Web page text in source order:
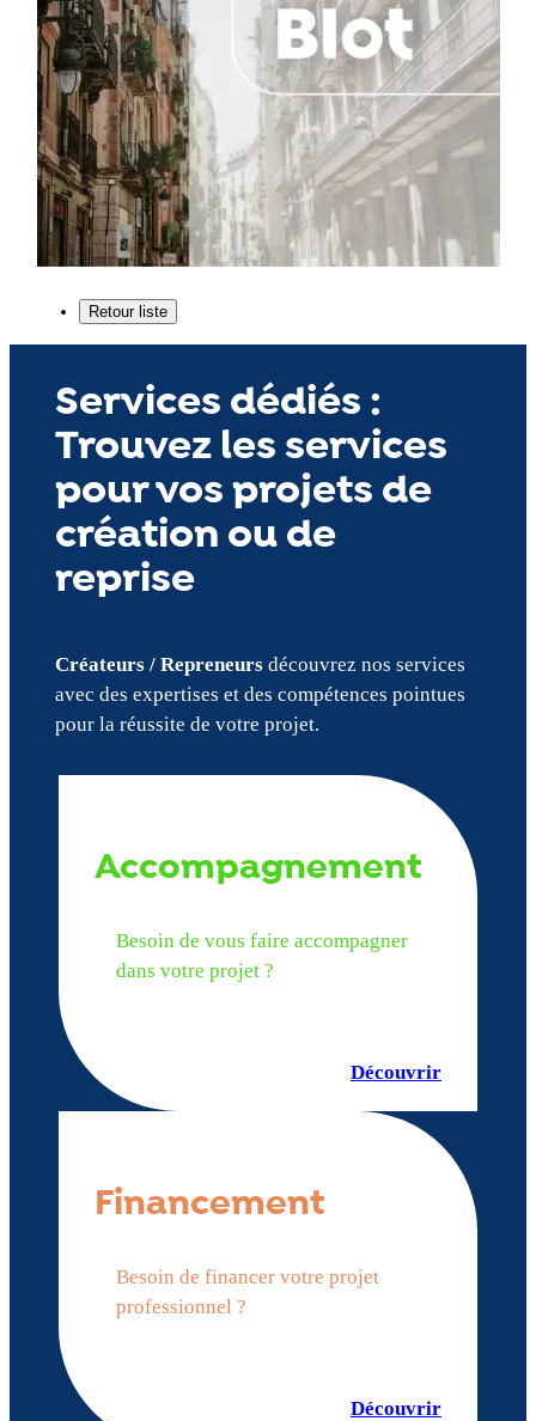
Services dédiés :
Trouvez les services
pour vos projets de
création ou de
reprise
Créateurs / Repreneursdécouvrez nos services
avec des expertises et des compétences pointues
pour la réussite de votre projet.
Accompagnement
Besoin de vous faire accompagner
dans votre projet ?
Découvrir
Financement
Besoin de financer votre projet
professionnel ?
Découvrir